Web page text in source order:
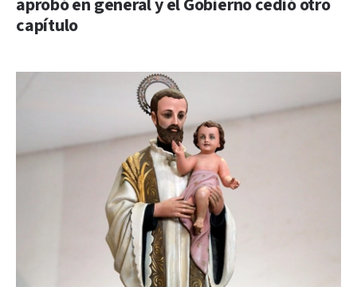
aprobó en general y el Gobierno cedió otro
capítulo